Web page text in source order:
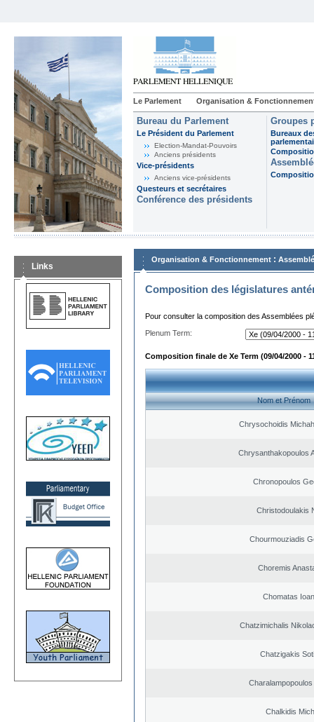
Le Parlement Organisation &
Bureau du Parlement
Le Président du Parlement
Election-Mandat-Pouvoirs
Anciens présidents
Vice-présidents
Anciens vice-présidents
Questeurs et secrétaires
Conférence des présidents
Groupes
Bureaux
Links
Organisation & Fonctionnement :
Composition des législatures
Pour consulter la composition des Assemblées
Plenum Term:
Composition finale de Xe Term (09/04/2000 -
Nom et Prénom
Chrysochoidis
Chrysanthakopoulos
Chronopoulos
Christodoulakis
Chourmouziadis
Choremis
Chomatas
Chatzimichalis
Chatzigakis
Chalkidis